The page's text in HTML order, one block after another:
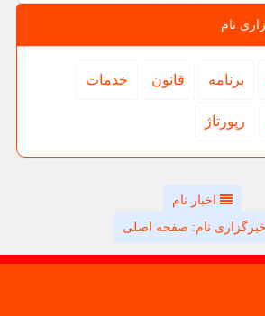
نام
برنامه قانون خدمات
رپورتاژ
اخبار نام
خبرگزاری نام: صفحه اصلی